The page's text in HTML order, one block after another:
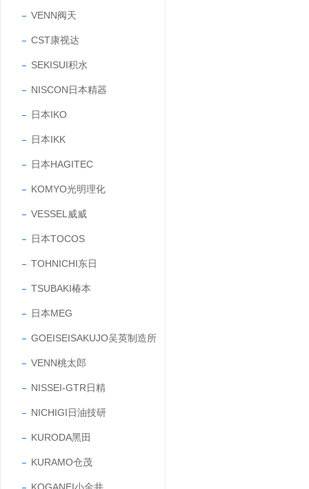
VENN阀天
CST康视达
SEKISUI积水
NISCON日本精器
日本IKO
日本IKK
日本HAGITEC
KOMYO光明理化
VESSEL威威
日本TOCOS
TOHNICHI东日
TSUBAKI椿本
日本MEG
GOEISEISAKUJO吴英制造所
VENN桃太郎
NISSEI-GTR日精
NICHIGI日油技研
KURODA黑田
KURAMO仓茂